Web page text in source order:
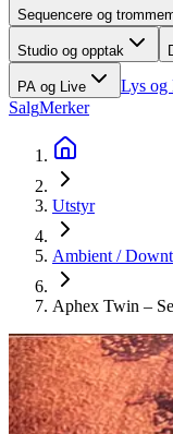
Sequencere og
Studio og opptak
PA og Live Lys
SalgMerker
Utstyr
Ambient /
Aphex Twin –